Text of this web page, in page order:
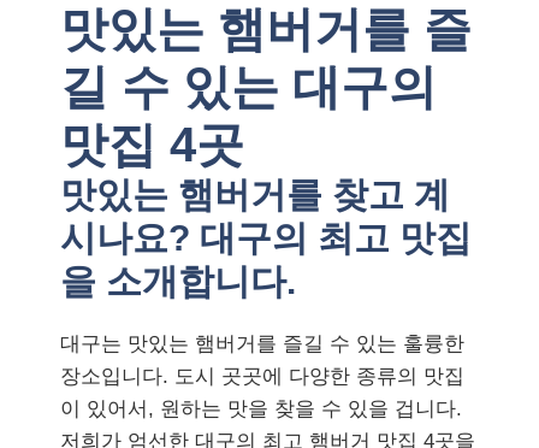
맛있는 햄버거를 즐
길 수 있는 대구의
맛집 4곳
맛있는 햄버거를 찾고 계
시나요? 대구의 최고 맛집
을 소개합니다.
대구는 맛있는 햄버거를 즐길 수 있는 훌륭한
장소입니다. 도시 곳곳에 다양한 종류의 맛집
이 있어서, 원하는 맛을 찾을 수 있을 겁니다.
저희가 엄선한 대구의 최고 햄버거 맛집 4곳을